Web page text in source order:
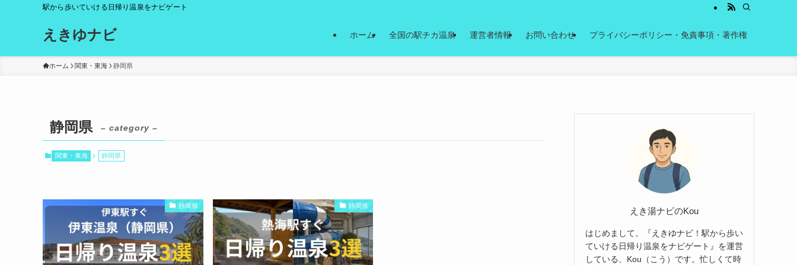
駅から歩いていける日帰り温泉をナビゲート
えきゆナビ ホーム 全国の駅チカ温泉 運営者情報 お問い合わせ プライバシーポリシー・免責事項・著作権
ホーム 関東・東海 静岡県
静岡県 – category –
関東・東海 静岡県
静岡県 静岡県 えき湯ナビのKou
はじめまして。『えきゆナビ！駅から歩い
ていける日帰り温泉をナビゲート』を運営
している、Kou（こう）です。忙しくて時